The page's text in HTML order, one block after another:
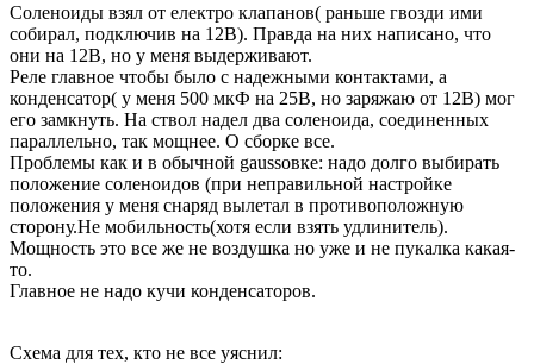
Соленоиды взял от електро клапанов( раньше гвозди ими
собирал, подключив на 12В). Правда на них написано, что
они на 12В, но у меня выдерживают.
Реле главное чтобы было с надежными контактами, а
конденсатор( у меня 500 мкФ на 25В, но заряжаю от 12В) мог
его замкнуть. На ствол надел два соленоида, соединенных
параллельно, так мощнее. О сборке все.
Проблемы как и в обычной gaussовке: надо долго выбирать
положение соленоидов (при неправильной настройке
положения у меня снаряд вылетал в противоположную
сторону.Не мобильность(хотя если взять удлинитель).
Мощность это все же не воздушка но уже и не пукалка какая-
то.
Главное не надо кучи конденсаторов.
Схема для тех, кто не все уяснил: